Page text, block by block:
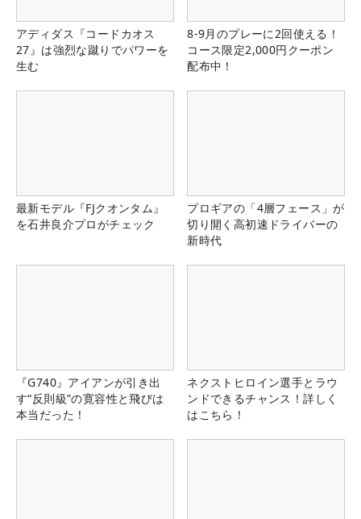
アディダス『コードカオス
27』は強烈な蹴りでパワーを
生む
8-9月のプレーに2回使える！
コース限定2,000円クーポン
配布中！
最新モデル『FJクオンタム』
を石井良介プロがチェック
プロギアの「4層フェース」が
切り開く高初速ドライバーの
新時代
『G740』アイアンが引き出
す“反則級”の寛容性と飛びは
本当だった！
ネクストヒロイン選手とラウ
ンドできるチャンス！詳しく
はこちら！